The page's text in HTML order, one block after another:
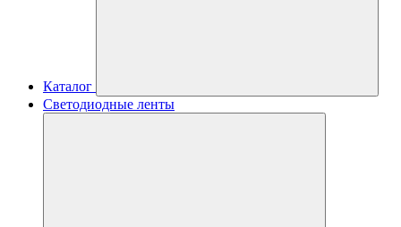
Каталог
Светодиодные ленты